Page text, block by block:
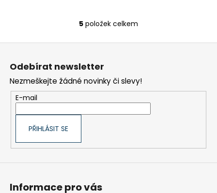
O
a
c
í
p
k
v
5 položek celkem
Z
Odebírat newsletter
Nezmeškejte žádné novinky či slevy!
E-mail
PŘIHLÁSIT SE
Informace pro vás